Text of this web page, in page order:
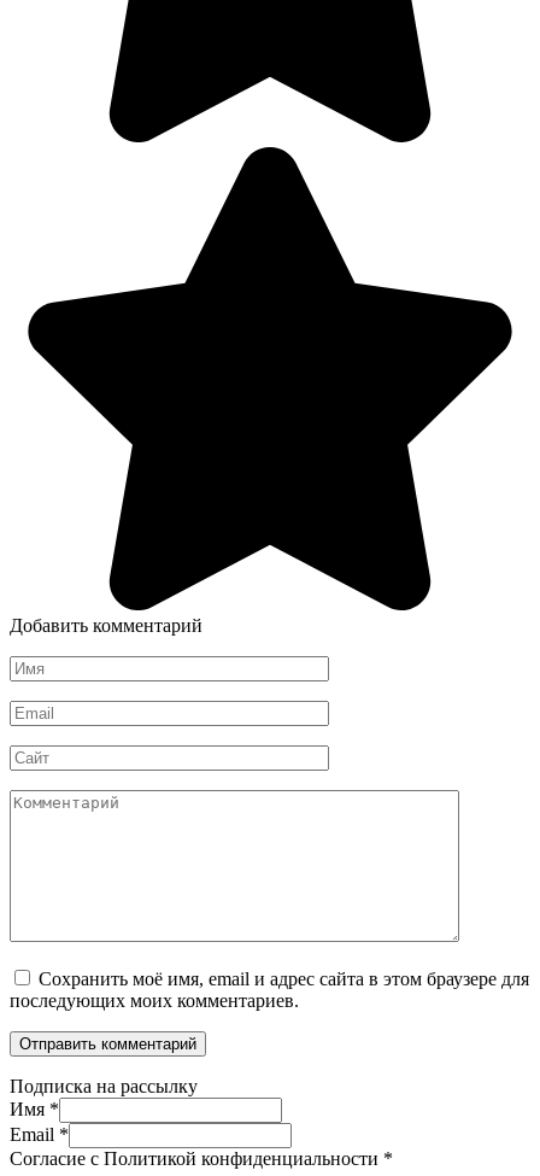
Добавить комментарий
Имя
*
Email
*
Сайт
Комментарий
Сохранить моё имя, email и адрес сайта в этом браузере для
последующих моих комментариев.
Подписка на рассылку
Имя *
Email *
Согласие с Политикой конфиденциальности *